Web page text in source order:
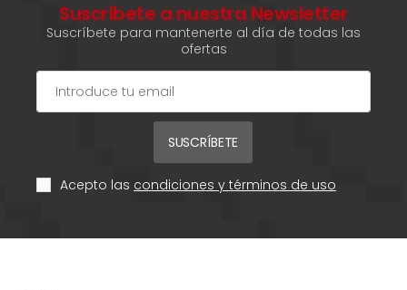
Suscríbete a nuestra Newsletter
Suscríbete para mantenerte al día de todas las
ofertas
SUSCRÍBETE
Acepto las condiciones y términos de uso